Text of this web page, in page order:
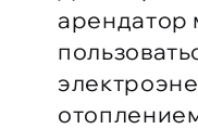
арендатор